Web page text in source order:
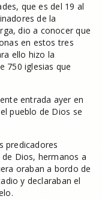
que es del 19 al
de la
dio a conocer que
en estos tres
ello hizo la
750 iglesias que
entrada ayer en
pueblo de Dios se
predicadores
Dios, hermanos a
oraban a bordo de
y declaraban el